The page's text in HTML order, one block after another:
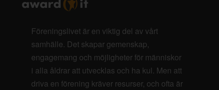
Föreningslivet är en viktig del av vårt
samhälle. Det skapar gemenskap,
engagemang och möjligheter för människor
i alla åldrar att utvecklas och ha kul. Men att
driva en förening kräver resurser, och ofta är